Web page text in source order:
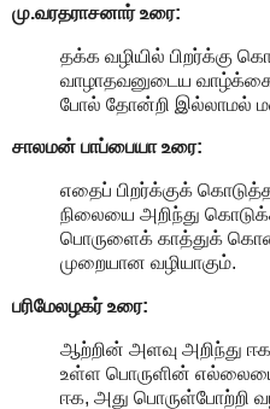
மு.வரதராசனார்உரை:
தக்க வழியில் பிறர்க்கு
வாழாதவனுடைய வாழ்க்கை
போல் தோன்றி இல்லாமல்
சாலமன் பாப்பையா உரை:
எதைப் பிறர்க்குக்
நிலையை அறிந்து
பொருளைக் காத்துக்
முறையான வழியாகும்.
பரிமேலழகர் உரை:
ஆற்றின் அளவு அறிந்து ஈக
உள்ள பொருளின் எல்லையை
ஈக, அது பொருள்போற்றி